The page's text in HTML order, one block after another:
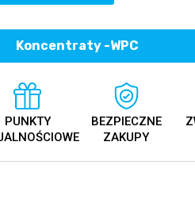
Koncentraty -WPC
PUNKTY
BEZPIECZNE
ZAKUPY